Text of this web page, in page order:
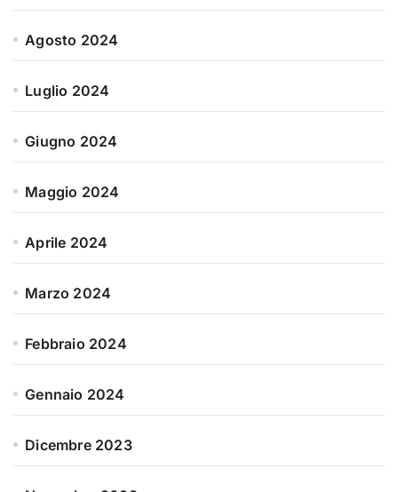
Agosto 2024
Luglio 2024
Giugno 2024
Maggio 2024
Aprile 2024
Marzo 2024
Febbraio 2024
Gennaio 2024
Dicembre 2023